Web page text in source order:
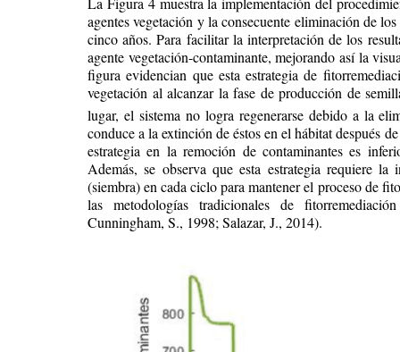
agentes vegetación y la consecuente eliminación de
cinco años. Para facilitar la interpretación de los
agente vegetación-contaminante, mejorando así la
figura evidencian que esta estrategia de
vegetación al alcanzar la fase de producción de
lugar, el sistema no logra regenerarse debido a la
conduce a la extinción de éstos en el hábitat después
estrategia en la remoción de contaminantes es
Además, se observa que esta estrategia requiere la
(siembra) en cada ciclo para mantener el proceso de
las metodologías tradicionales de
Cunningham, S., 1998; Salazar, J., 2014).